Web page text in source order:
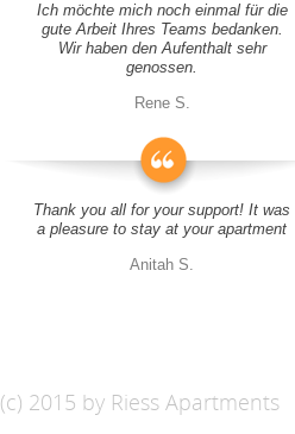
Ich möchte mich noch einmal für die
gute Arbeit Ihres Teams bedanken.
Wir haben den Aufenthalt sehr
genossen.
Rene S.
Thank you all for your support! It was
a pleasure to stay at your apartment
Anitah S.
(c) 2015 by Riess Apartments